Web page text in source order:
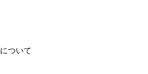
について